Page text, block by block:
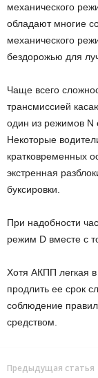
механического
обладают многие
механического
бездорожью для
Чаще всего
трансмиссией
один из режимов N
Некоторые
кратковременных
экстренная
буксировки.
При надобности
режим D вместе с
Хотя АКПП легкая
продлить ее срок
соблюдение
средством.
Предыдущая статья